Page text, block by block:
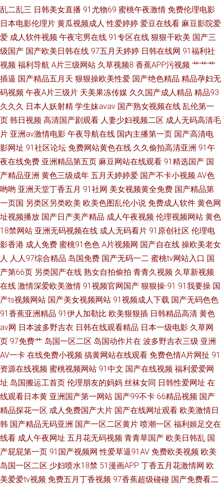
乱二乱三 日韩美女直播 91尤物69 蜜桃午夜激情 免费伦理电影
日本电影伦理片 黄瓜视频成人 性爱婷婷 爱豆在线看 麻豆影院爱
爱 成人软件视频 午夜宅男在线 91专区在线 狠狠干欧美 国产三
级国产 国产欧美日韩在线 97五月天婷婷 日韩在线网 91福利社
视频 福利导航 A片三级网站 久草视频8 香蕉APP污视频 艹艹艹
插逼 国产精品五月天 狠狠操欧美性爱 国产绝色精品 精品孕妇无
码视频 午夜A片三级片 天美果冻传媒 久久国产成人精品 精品93
久久久 日本人妖射精 学生妹avav 国产熟女视频在线 乱伦第一
页 韩日视频 高清国产剧观看 人妻少妇视频二区 成人无码高清毛
片 亚洲av激情电影 午夜导航在线 国内主播第一页 国产高清电
影网址 91社区论坛 免费网站黄色在线 久久偷拍高清亚洲 91午
夜在线免费 亚洲精品第五页 麻豆网站在线观看 91精选国产 国
产精品亚洲 黄色三级成年 五月天婷婷爱 国产不卡小视频 AV色
哟哟 亚洲天堂丁香五月 91社网 美女视频黄全免费 国产精品第
一页国 另类区另类欧美 欧美色图乱伦小说 免费成人软件 黄色网
址视频播放 国产日产美产精品 成人午夜视频 伦理视频网站 黄色
18禁网站 亚洲无码视频在线 成人无码看片 91原创社区 伦理电
影香港 成人免费 蜜桃91色色 A片视频网 国产自在线 操欧美老女
人 人人97综合精品 岛国免费 国产无码一二 蜜桃tv网站入口 国
产第66页 另类国产在线 熟女自拍偷拍 青青久视频 久草新视频
在线 激情深爱欧美激情 91视频官网国产 狠狠操-91 91我要操 国
产ts视频网站 国产美女视频网站 91视频成人下载 国产无码色色
91香蕉亚洲精品 91伊人加勒比 欧美狠狠插 日韩精品高清 黄色
av网 日本波多野吉衣 日韩在线观看精品 日本一级电影 久草网
页 97免费艹 岛国一区二区 岛国动作片在 波多野吉衣三级 亚洲
AV一卡 在线免费小视频 搞黄网站在线观看 免费色情A片网扯 91
资源在线视频 蜜桃视频网站 91中文 国产在线视频 福利爱爱网
址 岛国搬运工首页 伦理朋友的妈妈 丝袜女同 日韩性爱网址 在
线观看日本黄 亚洲国产第一网站 国产99不卡 66精品视频 国产
精品探花一区 成人免费国产大片 国产在线网址观看 欧美激情日
韩 国产精品无码亚洲 国产一区二区黄片 喷潮一区 福利姬足交在
线看 成人午夜网址 五月花无码视频 青青草国产 欧美日韩乱 国
产屁屁第一页 91国产视频网 性爱草逼91AV 免费欧美视频 欧美
岛国一区二区 少妇喷水18禁 51漫画APP 丁香五月花激情网 欧
美爱爱tv视频 免费五月丁香视频 97香蕉超级碰碰 国产免费看二